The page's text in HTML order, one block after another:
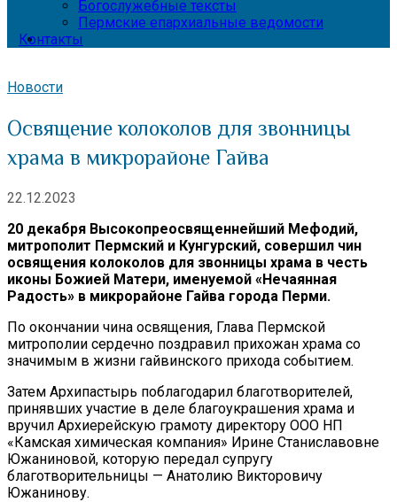
Богослужебные тексты
Пермские епархиальные ведомости
Контакты
Новости
Освящение колоколов для звонницы
храма в микрорайоне Гайва
22.12.2023
20 декабря Высокопреосвященнейший Мефодий,
митрополит Пермский и Кунгурский, совершил чин
освящения колоколов для звонницы храма в честь
иконы Божией Матери, именуемой «Нечаянная
Радость» в микрорайоне Гайва города Перми.
По окончании чина освящения, Глава Пермской
митрополии сердечно поздравил прихожан храма со
значимым в жизни гайвинского прихода событием.
Затем Архипастырь поблагодарил благотворителей,
принявших участие в деле благоукрашения храма и
вручил Архиерейскую грамоту директору ООО НП
«Камская химическая компания» Ирине Станиславовне
Южаниновой, которую передал супругу
благотворительницы — Анатолию Викторовичу
Южанинову.